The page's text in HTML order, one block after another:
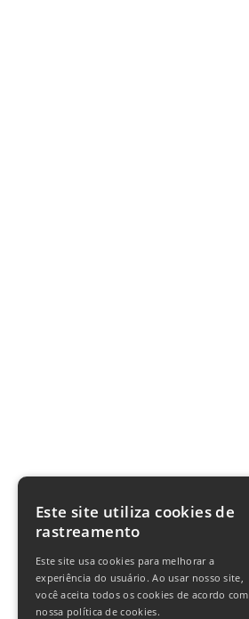
Este site utiliza cookies de
rastreamento
Este site usa cookies para melhorar a
experiência do usuário. Ao usar nosso site,
você aceita todos os cookies de acordo com
nossa política de cookies.